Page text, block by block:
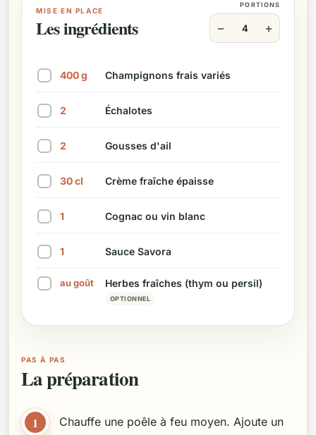
MISE EN PLACE
Les ingrédients
PORTIONS
− 4 +
400g Champignons frais variés
2 Échalotes
2 Gousses d'ail
30cl Crème fraîche épaisse
1 Cognac ou vin blanc
1 Sauce Savora
Marquer cet ingrédient comme préparé
au goût Herbes fraîches (thym ou persil)
OPTIONNEL
PAS À PAS
La préparation
1
Chauffe une poêle à feu moyen. Ajoute un